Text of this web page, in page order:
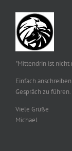
"Mittendrin ist nicht
Einfach
Gespräch zu führen.
Viele Grüße
Michael